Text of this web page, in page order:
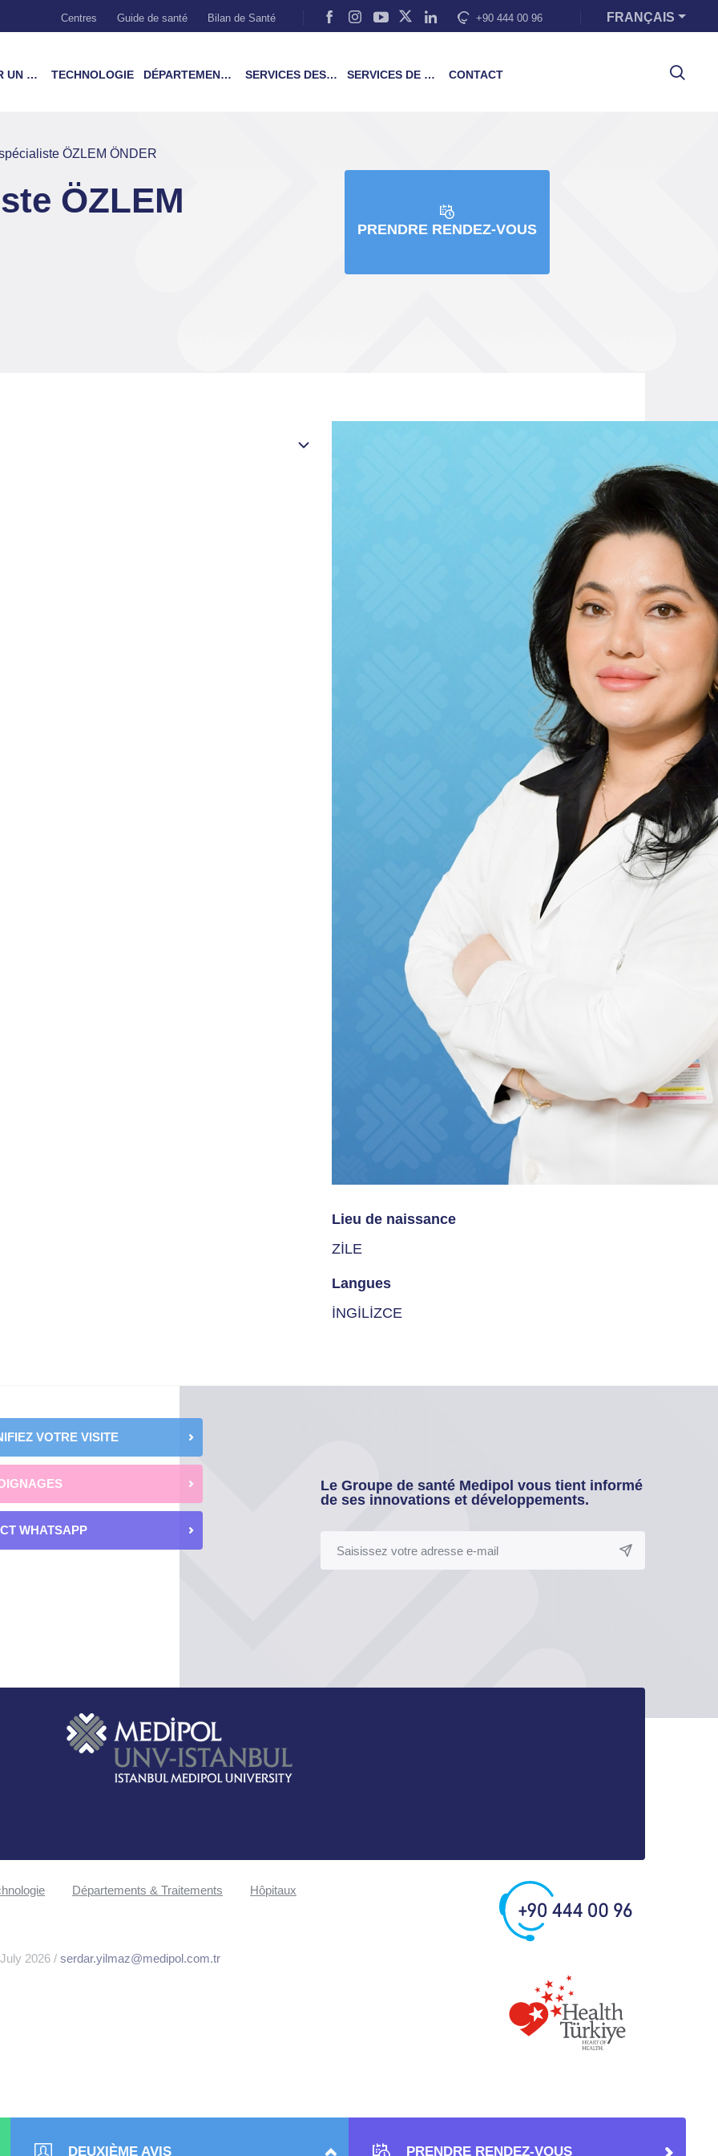
Centres Guide de santé Bilan de Santé +90 444 00 96 FRANÇAIS
TECHNOLOGIE DÉPARTEMENTS & TRAITEMENTS SERVICES DES PATIENTS SERVICES DE FORMATION CONTACT
ÖZLEM ÖNDER
ÖZLEM
PRENDRE RENDEZ-VOUS
Lieu de naissance
ZİLE
Langues
İNGİLİZCE
VOTRE VISITE
WHATSAPP
Le Groupe de santé Medipol vous tient informé
de ses innovations et développements.
Départements & Traitements
Hôpitaux
2026 / serdar.yilmaz@medipol.com.tr
DEUXIÈME AVIS PRENDRE RENDEZ-VOUS